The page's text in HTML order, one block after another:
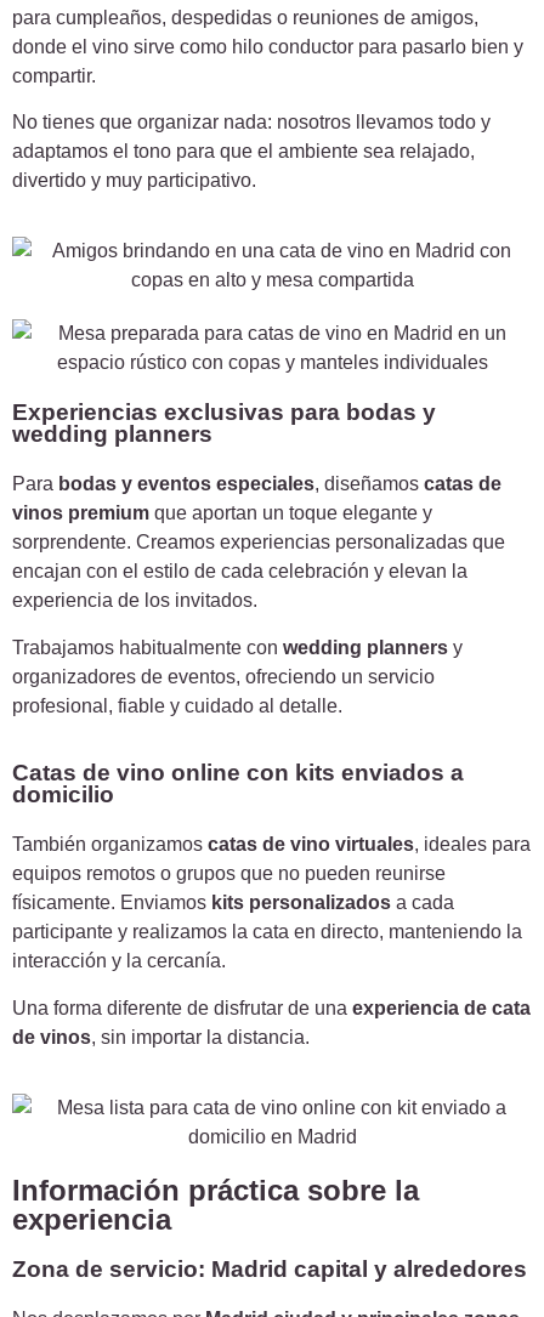
para cumpleaños, despedidas o reuniones de amigos,
donde el vino sirve como hilo conductor para pasarlo bien y
compartir.
No tienes que organizar nada: nosotros llevamos todo y
adaptamos el tono para que el ambiente sea relajado,
divertido y muy participativo.
Experiencias exclusivas para bodas y
wedding planners
Para bodas y eventos especiales, diseñamos catas de
vinos premium que aportan un toque elegante y
sorprendente. Creamos experiencias personalizadas que
encajan con el estilo de cada celebración y elevan la
experiencia de los invitados.
Trabajamos habitualmente con wedding planners y
organizadores de eventos, ofreciendo un servicio
profesional, fiable y cuidado al detalle.
Catas de vino online con kits enviados a
domicilio
También organizamos catas de vino virtuales, ideales para
equipos remotos o grupos que no pueden reunirse
físicamente. Enviamos kits personalizados a cada
participante y realizamos la cata en directo, manteniendo la
interacción y la cercanía.
Una forma diferente de disfrutar de una experiencia de cata
de vinos, sin importar la distancia.
Información práctica sobre la
experiencia
Zona de servicio: Madrid capital y alrededores